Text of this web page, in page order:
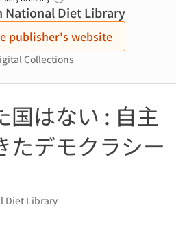
National Diet Library
publisher's website
Collections
国はない : 自主
たデモクラシー
Diet Library